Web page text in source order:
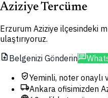
Aziziye Tercüme
Erzurum Aziziye ilçesindeki
ulaştırıyoruz.
upload_file Belgenizi Gönderinchat
verified_userYeminli, noter onaylı
local_shippingAnkara ofisimizden